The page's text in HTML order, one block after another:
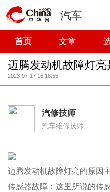
汽车
首页 文章
迈腾发动机故障灯亮
2023-07-17 16:18:55
汽修技师
汽车维修技师
迈腾发动机故障灯亮的原因
传感器故障：这里所说的传